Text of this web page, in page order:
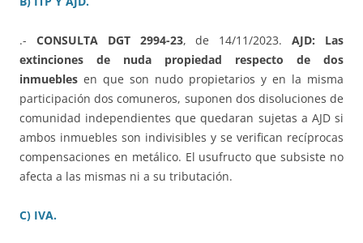
.- CONSULTA DGT 2994-23, de 14/11/2023.AJD: Las
extinciones de nuda propiedad respecto de dos
inmuebles en que son nudo propietarios y en la misma
participación dos comuneros, suponen dos disoluciones de
comunidad independientes que quedaran sujetas a AJD si
ambos inmuebles son indivisibles y se verifican recíprocas
compensaciones en metálico. El usufructo que subsiste no
afecta a las mismas ni a su tributación.
C) IVA.